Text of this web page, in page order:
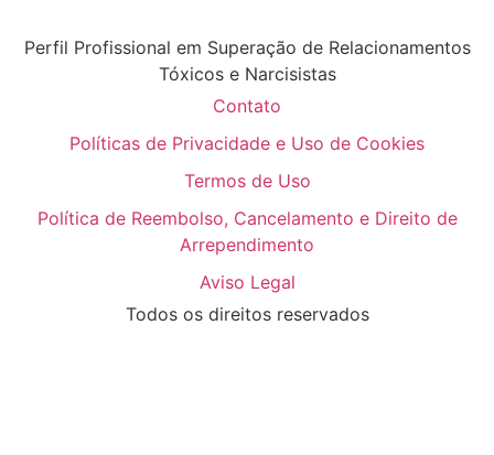
Perfil Profissional em Superação de Relacionamentos
Tóxicos e Narcisistas
Contato
Políticas de Privacidade e Uso de Cookies
Termos de Uso
Política de Reembolso, Cancelamento e Direito de
Arrependimento
Aviso Legal
Todos os direitos reservados